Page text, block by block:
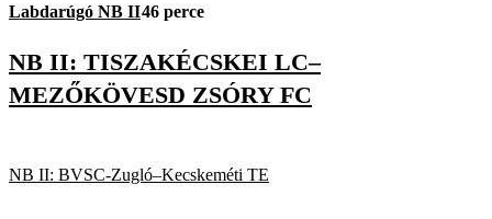
Labdarúgó NB II46 perce
NB II: TISZAKÉCSKEI LC–
MEZŐKÖVESD ZSÓRY FC
NB II: BVSC-Zugló–Kecskeméti TE